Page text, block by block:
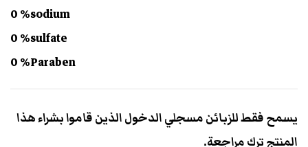
0 %sodium
0 %sulfate
0 %Paraben
يسمح فقط للزبائن مسجلي الدخول الذين قاموا بشراء هذا
المنتج ترك مراجعة.